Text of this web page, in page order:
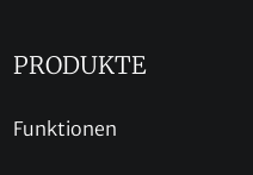
PRODUKTE
Funktionen